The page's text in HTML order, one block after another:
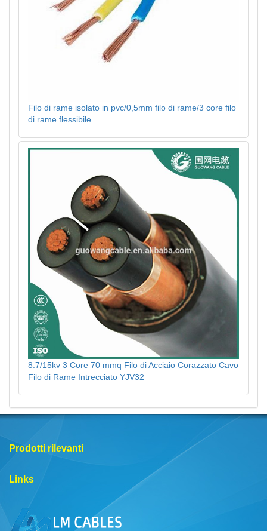
Filo di rame isolato in pvc/0,5mm filo di rame/3 core filo
di rame flessibile
8.7/15kv 3 Core 70 mmq Filo di Acciaio Corazzato Cavo
Filo di Rame Intrecciato YJV32
Prodotti rilevanti
Links